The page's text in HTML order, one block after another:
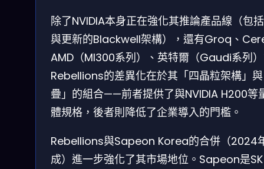
除了NVIDIA本身正在強化其推論產品線（包
與更新的Blackwell架構），還有Groq、
AMD（MI300系列）、英特爾（Gaudi系列
Rebellions的差異化在於其「四晶粒架構」
疊」的組合——前者提供了與NVIDIA H200等
體規格，後者則降低了企業導入的門檻。
Rebellions與Sapeon Korea的合併（2024
成）進一步強化了其市場地位。Sapeon是